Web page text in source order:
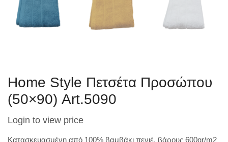
Home Style Πετσέτα Προσώπου
(50×90) Art.5090
Login to view price
Κατασκευασμένη από 100% βαμβάκι πενιέ, βάρους 600gr/m2